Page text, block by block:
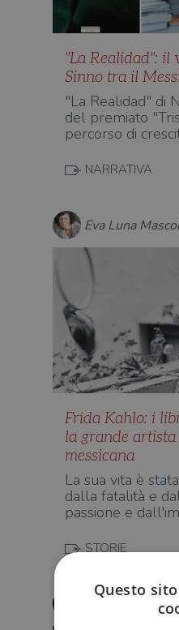
"La Realidad": il
Sinno tra il
"La Realidad" di
del premiato
percorso di
NARRATIVA
Eva Luna
Frida Kahlo: i
la grande
messicana
La sua vita è
dalla fatalità e
passione e
STORIE
Francesca
Questo